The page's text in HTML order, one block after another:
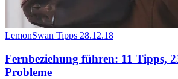
LemonSwan Tipps 28.12.18
Fernbeziehung führen: 11 Tipps,
Probleme